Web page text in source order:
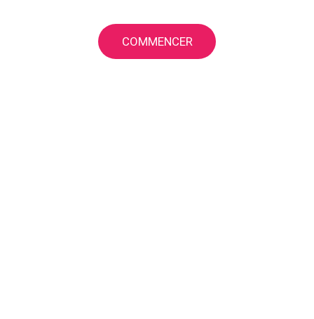
COMMENCER